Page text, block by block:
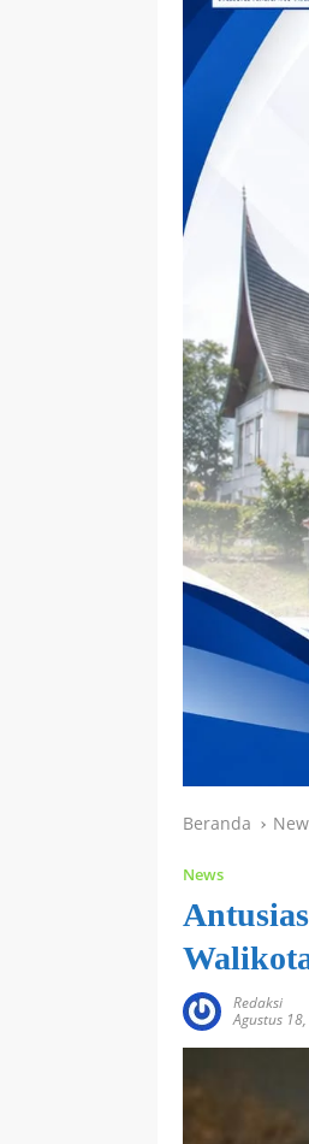
Beranda
News
Redaksi
Agustus